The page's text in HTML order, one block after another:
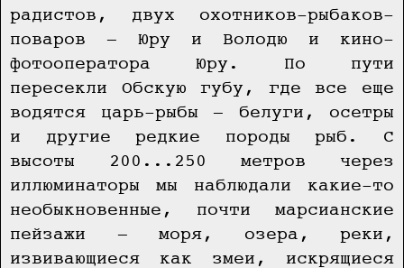
радистов, двух охотников-рыбаков-
поваров — Юру и Володю и кино-
фотооператора Юру. По пути
пересекли Обскую губу, где все еще
водятся царь-рыбы — белуги, осетры
и другие редкие породы рыб. С
высоты 200...250 метров через
иллюминаторы мы наблюдали какие-то
необыкновенные, почти марсианские
пейзажи — моря, озера, реки,
извивающиеся как змеи, искрящиеся